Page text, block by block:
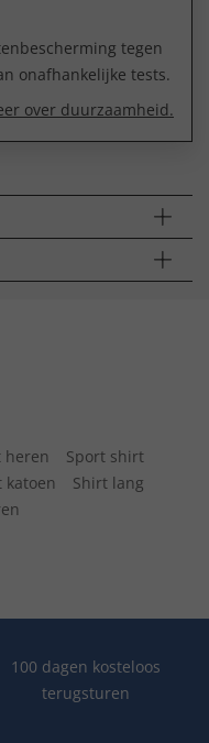
tegen
onafhankelijke tests.
over duurzaamheid.
heren
Sport shirt
katoen
Shirt lang
100 dagen kosteloos
terugsturen